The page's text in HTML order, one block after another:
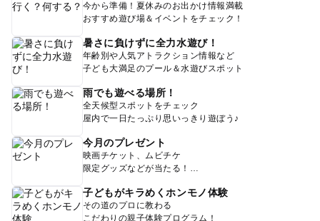
今から準備！夏休みのお出かけ情報満載
おすすめ遊び場＆イベントをチェック！
暑さに負けずに全力水遊び！
年齢別や人気アトラクション情報など
子ども大満足のプール＆水遊びスポット
雨でも遊べる場所！
全天候型スポットをチェック
屋内で一日たっぷり思いっきり遊ぼう♪
今月のプレゼント
映画チケット、ムビチケ
限定グッズなどが当たる！
子どもがキラめくホンモノ体験
その道のプロに教わる
こだわりの親子体験プログラム！